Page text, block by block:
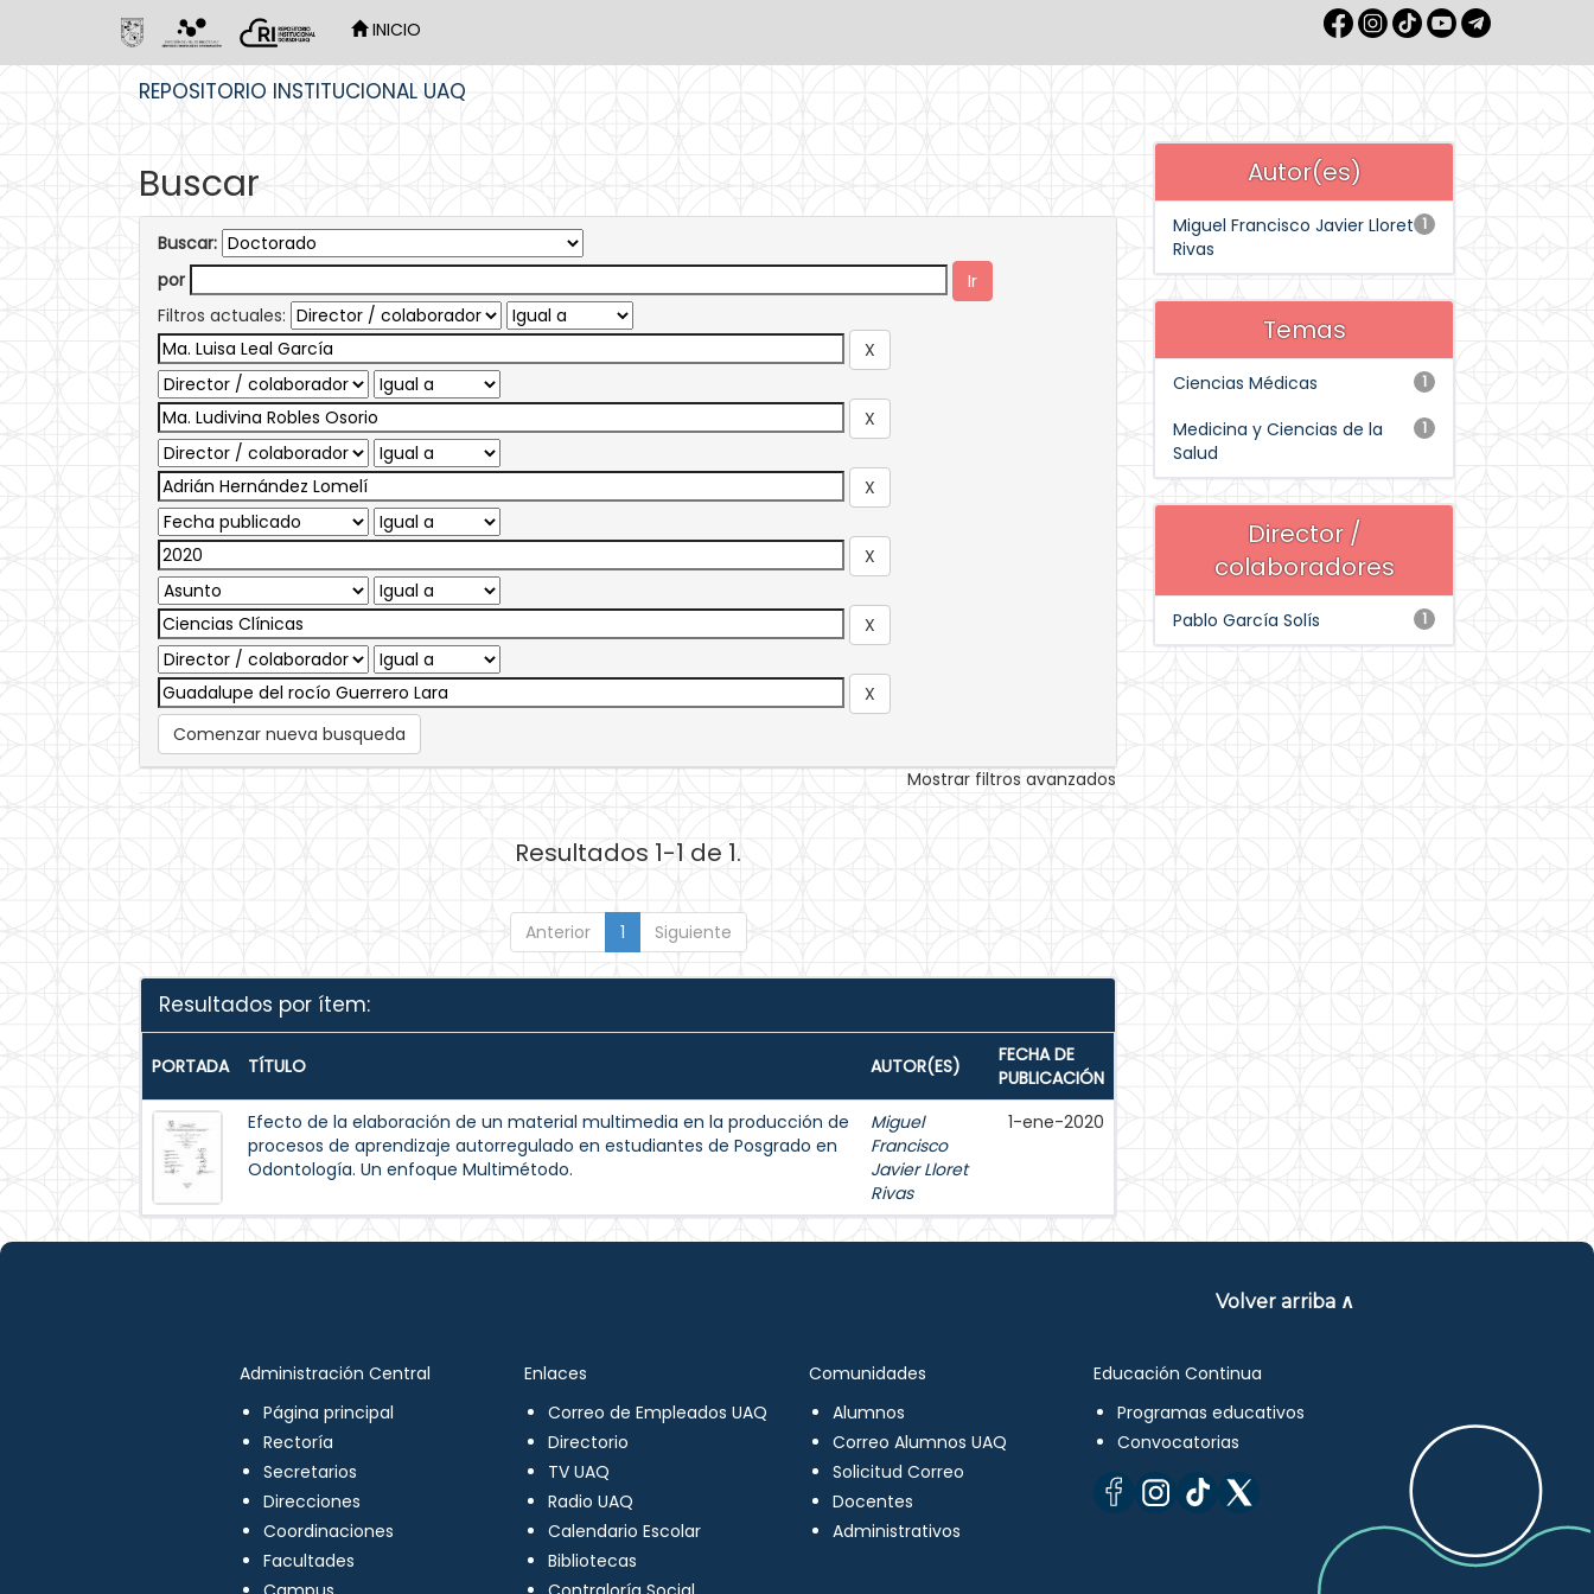
INICIO
REPOSITORIO INSTITUCIONAL UAQ
Buscar
Buscar:
por
Filtros actuales:
Comenzar nueva busqueda
Mostrar filtros avanzados
Resultados 1-1 de 1.
Anterior 1 Siguiente
Resultados por ítem:
PORTADA TÍTULO AUTOR(ES)
FECHA DE
PUBLICACIÓN
Efecto de la elaboración de un material multimedia en la producción de
procesos de aprendizaje autorregulado en estudiantes de Posgrado en
Odontología. Un enfoque Multimétodo.
Miguel
Francisco
Javier Lloret
Rivas
1-ene-2020
Autor(es)
1
Miguel Francisco Javier Lloret
Rivas
Temas
1
Ciencias Médicas
1
Medicina y Ciencias de la
Salud
Director /
colaboradores
1
Pablo García Solís
Volver arriba ∧
Administración Central
Página principal
Rectoría
Secretarios
Direcciones
Coordinaciones
Facultades
Enlaces
Correo de Empleados UAQ
Directorio
TV UAQ
Radio UAQ
Calendario Escolar
Bibliotecas
Comunidades
Alumnos
Correo Alumnos UAQ
Solicitud Correo
Docentes
Administrativos
Educación Continua
Programas educativos
Convocatorias